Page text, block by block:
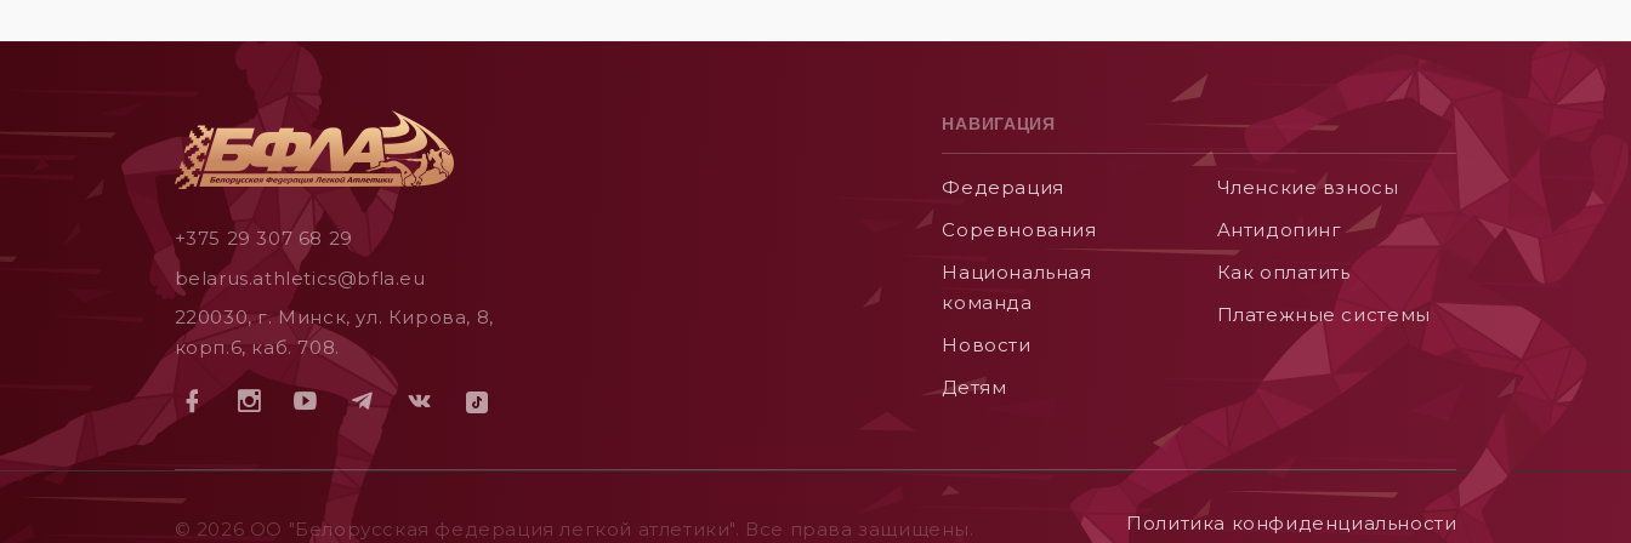
+375 29 307 68 29
belarus.athletics@bfla.eu
220030, г. Минск, ул. Кирова, 8,
корп.6, каб. 708.
НАВИГАЦИЯ
Федерация
Соревнования
Национальная
команда
Новости
Детям
Членские взносы
Aнтидопинг
Как оплатить
Платежные системы
© 2026 ОO "Белорусская федерация легкой атлетики". Все права защищены. Политика конфиденциальности